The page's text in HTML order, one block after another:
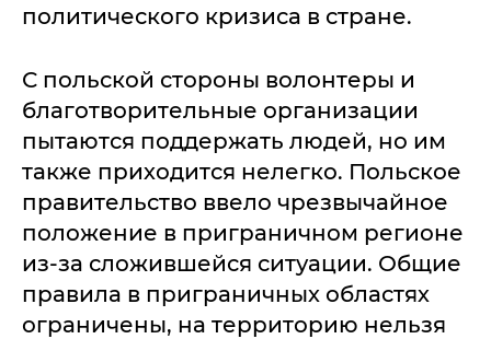
политического кризиса в стране.
С польской стороны волонтеры и
благотворительные организации
пытаются поддержать людей, но им
также приходится нелегко. Польское
правительство ввело чрезвычайное
положение в приграничном регионе
из-за сложившейся ситуации. Общие
правила в приграничных областях
ограничены, на территорию нельзя